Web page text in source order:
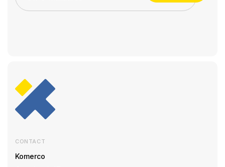
CONTACT
Komerco